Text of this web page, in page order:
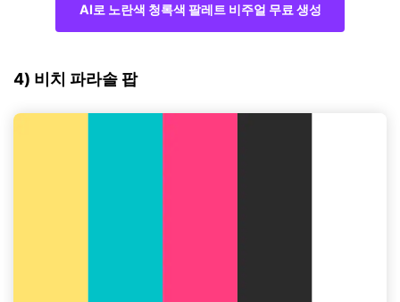
AI로 노란색 청록색 팔레트 비주얼 무료 생성
4) 비치 파라솔 팝